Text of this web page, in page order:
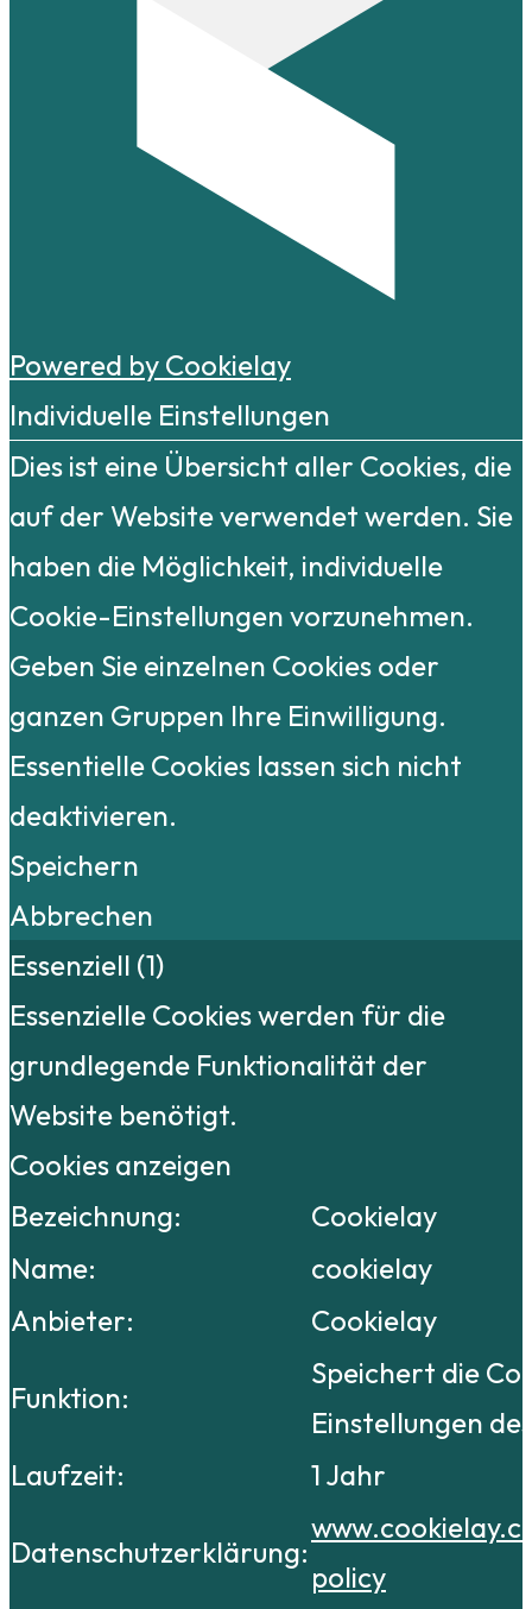
Powered by Cookielay
Individuelle Einstellungen
Dies ist eine Übersicht aller Cookies, die
auf der Website verwendet werden. Sie
haben die Möglichkeit, individuelle
Cookie-Einstellungen vorzunehmen.
Geben Sie einzelnen Cookies oder
ganzen Gruppen Ihre Einwilligung.
Essentielle Cookies lassen sich nicht
deaktivieren.
Speichern
Abbrechen
Essenziell (1)
Essenzielle Cookies werden für die
grundlegende Funktionalität der
Website benötigt.
Cookies anzeigen
Bezeichnung:
Cookielay
Name:
cookielay
Anbieter:
Cookielay
Funktion:
Speichert die
Einstellungen
Laufzeit:
1 Jahr
Datenschutzerklärung:
policy